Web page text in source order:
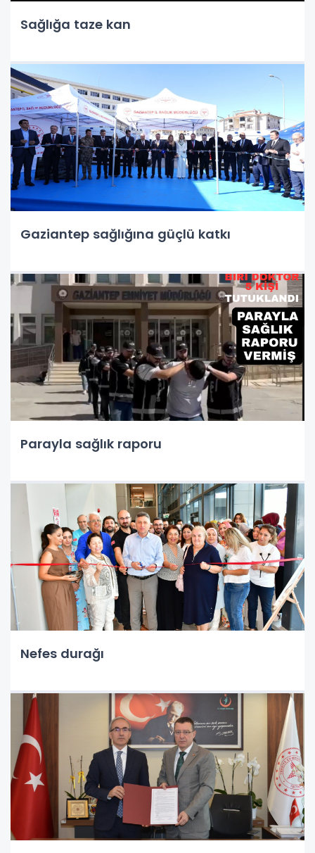
Sağlığa taze kan
Gaziantep sağlığına güçlü katkı
Parayla sağlık raporu
Nefes durağı